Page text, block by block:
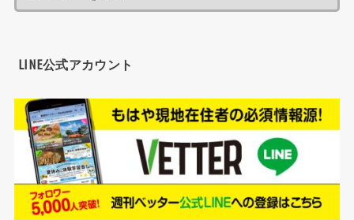
LINE公式アカウント